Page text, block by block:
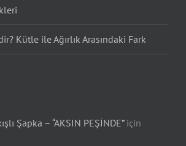
Kütle ile Ağırlık Arasındaki Fark
Şapka – “AKSIN PEŞİNDE”için